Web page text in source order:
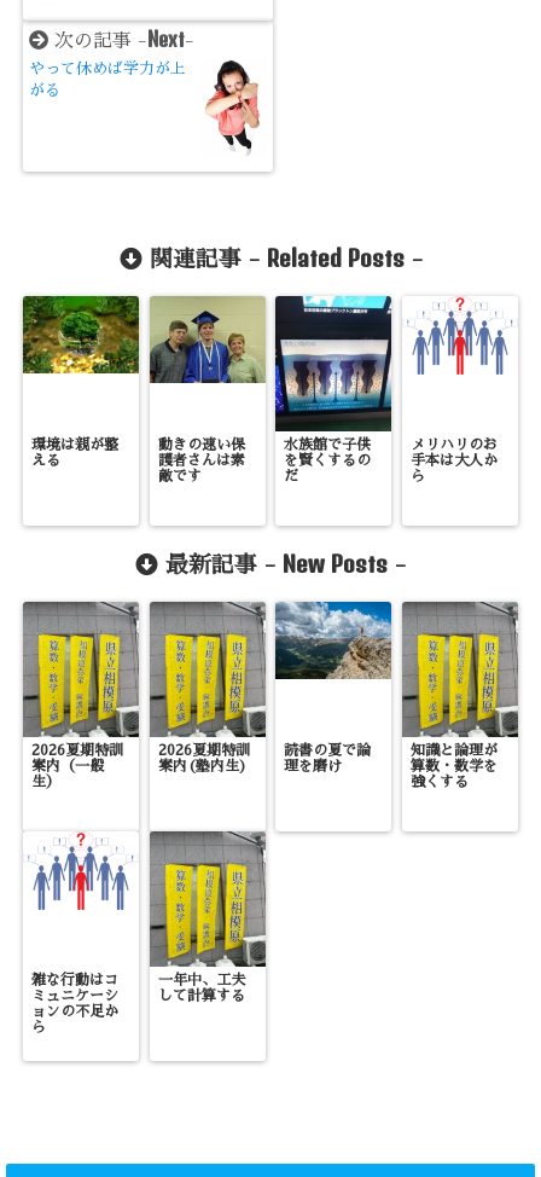
次の記事 - Next-
やって休めば学力が上
がる
関連記事 - Related Posts-
環境は親が整
える
動きの速い保
護者さんは素
敵です
水族館で子供
を賢くするの
だ
メリハリのお
手本は大人か
ら
最新記事 - New Posts -
2026夏期特訓
案内（一般
生）
2026夏期特訓
案内(塾内生)
読書の夏で論
理を磨け
知識と論理が
算数・数学を
強くする
雑な行動はコ
ミュニケーシ
ョンの不足か
ら
一年中、工夫
して計算する